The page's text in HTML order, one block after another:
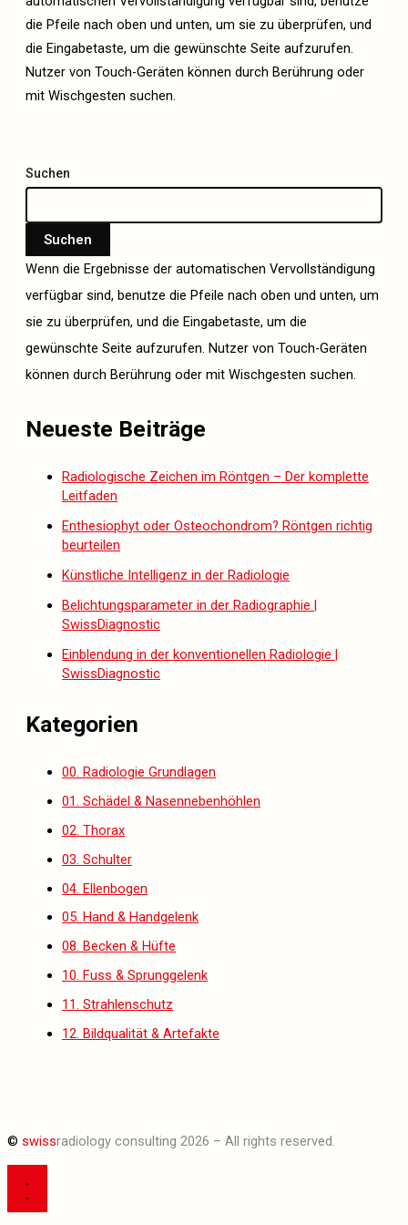
die Pfeile nach oben und unten, um sie zu überprüfen, und
die Eingabetaste, um die gewünschte Seite aufzurufen.
Nutzer von Touch-Geräten können durch Berührung oder
mit Wischgesten suchen.
Suchen
Suchen
Wenn die Ergebnisse der automatischen Vervollständigung
verfügbar sind, benutze die Pfeile nach oben und unten, um
sie zu überprüfen, und die Eingabetaste, um die
gewünschte Seite aufzurufen. Nutzer von Touch-Geräten
können durch Berührung oder mit Wischgesten suchen.
Neueste Beiträge
Radiologische Zeichen im Röntgen – Der komplette
Leitfaden
Enthesiophyt oder Osteochondrom? Röntgen richtig
beurteilen
Künstliche Intelligenz in der Radiologie
Belichtungsparameter in der Radiographie |
SwissDiagnostic
Einblendung in der konventionellen Radiologie |
SwissDiagnostic
Kategorien
00. Radiologie Grundlagen
01. Schädel & Nasennebenhöhlen
02. Thorax
03. Schulter
04. Ellenbogen
05. Hand & Handgelenk
08. Becken & Hüfte
10. Fuss & Sprunggelenk
11. Strahlenschutz
12. Bildqualität & Artefakte
© swissradiology consulting 2026 – All rights reserved.